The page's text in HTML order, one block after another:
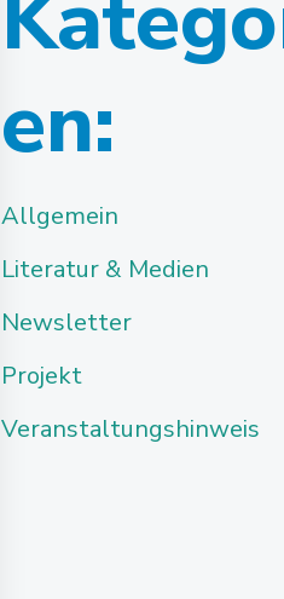
en:
Allgemein
Literatur & Medien
Newsletter
Projekt
Veranstaltungshinweis